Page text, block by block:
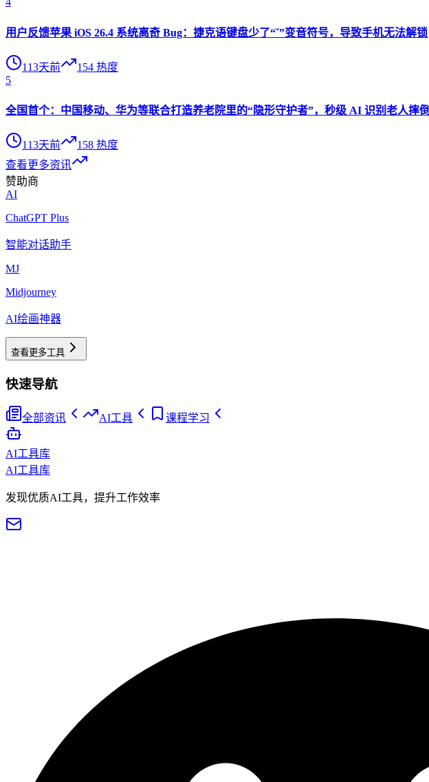
用户反馈苹果 iOS 26.4 系统离奇 Bug：捷克语键盘少了“ˇ”变音符号，导致手机无法解锁
113天前 154 热度
5
全国首个：中国移动、华为等联合打造养老院里的“隐形守护者”，秒级 AI 识别老人摔倒
113天前 158 热度
查看更多资讯
赞助商
AI
ChatGPT Plus
智能对话助手
MJ
Midjourney
AI绘画神器
查看更多工具
快速导航
全部资讯 AI工具 课程学习
AI工具库
AI工具库
发现优质AI工具，提升工作效率